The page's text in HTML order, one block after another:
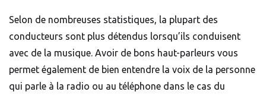
Selon de nombreuses statistiques, la plupart des
conducteurs sont plus détendus lorsqu’ils conduisent
avec de la musique. Avoir de bons haut-parleurs vous
permet également de bien entendre la voix de la personne
qui parle à la radio ou au téléphone dans le cas du